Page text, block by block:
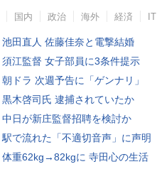
国内 政治 海外 経済 IT
池田直人 佐藤佳奈と電撃結婚
須江監督 女子部員に3条件提示
朝ドラ 次週予告に「ゲンナリ」
黒木啓司氏 逮捕されていたか
中日が新庄監督招聘を検討か
駅で流れた「不適切音声」に声明
体重62kg→82kgに 寺田心の生活